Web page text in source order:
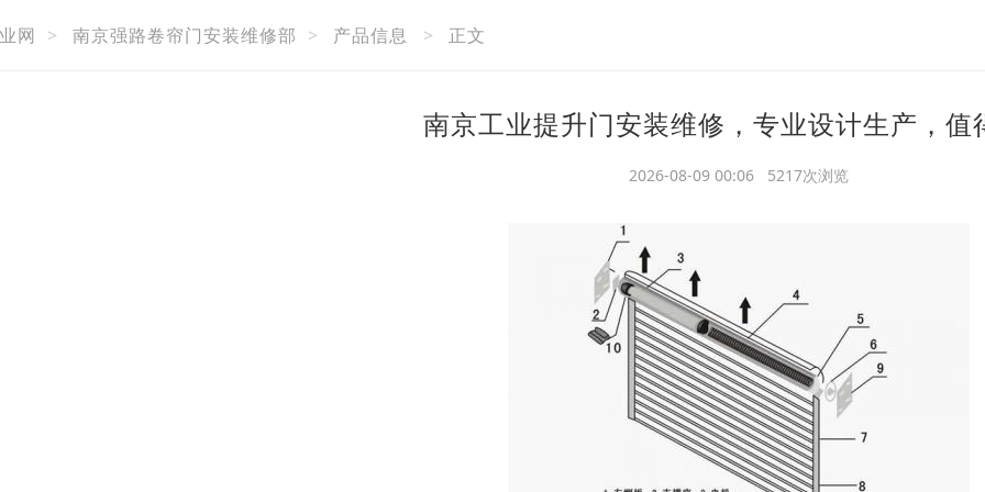
网 > 南京强路卷帘门安装维修部 > 产品信息 > 正文
南京工业提升门安装维修，专业设计生产，值
2026-08-09 00:06 5217次浏览